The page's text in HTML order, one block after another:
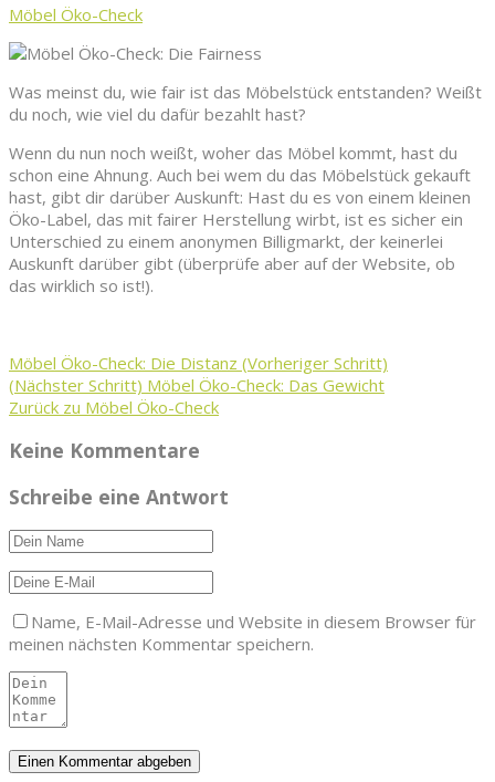
Möbel Öko-Check
Was meinst du, wie fair ist das Möbelstück entstanden? Weißt
du noch, wie viel du dafür bezahlt hast?
Wenn du nun noch weißt, woher das Möbel kommt, hast du
schon eine Ahnung. Auch bei wem du das Möbelstück gekauft
hast, gibt dir darüber Auskunft: Hast du es von einem kleinen
Öko-Label, das mit fairer Herstellung wirbt, ist es sicher ein
Unterschied zu einem anonymen Billigmarkt, der keinerlei
Auskunft darüber gibt (überprüfe aber auf der Website, ob
das wirklich so ist!).
Möbel Öko-Check: Die Distanz (Vorheriger Schritt)
(Nächster Schritt) Möbel Öko-Check: Das Gewicht
Zurück zu Möbel Öko-Check
Keine Kommentare
Schreibe eine Antwort
Name, E-Mail-Adresse und Website in diesem Browser für
meinen nächsten Kommentar speichern.